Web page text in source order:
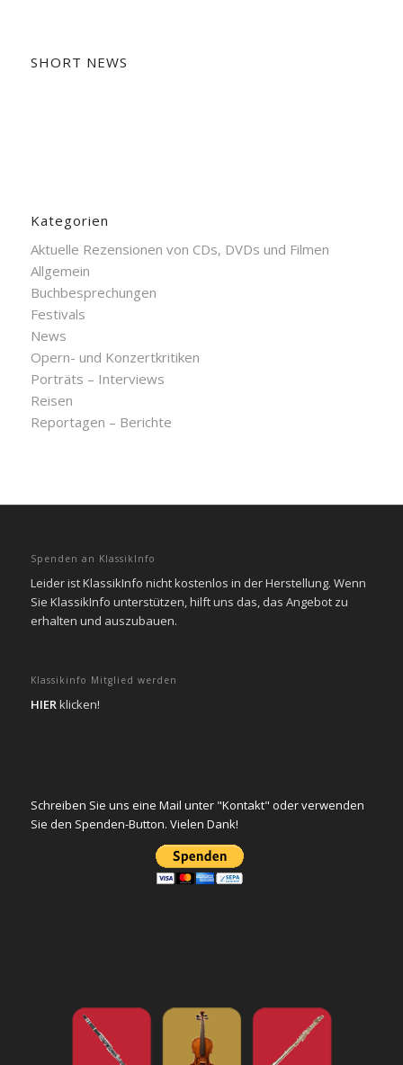
SHORT NEWS
Kategorien
Aktuelle Rezensionen von CDs, DVDs und Filmen
Allgemein
Buchbesprechungen
Festivals
News
Opern- und Konzertkritiken
Porträts – Interviews
Reisen
Reportagen – Berichte
Spenden an KlassikInfo
Leider ist KlassikInfo nicht kostenlos in der Herstellung. Wenn
Sie KlassikInfo unterstützen, hilft uns das, das Angebot zu
erhalten und auszubauen.
Klassikinfo Mitglied werden
HIERklicken!
Schreiben Sie uns eine Mail unter "Kontakt" oder verwenden
Sie den Spenden-Button. Vielen Dank!